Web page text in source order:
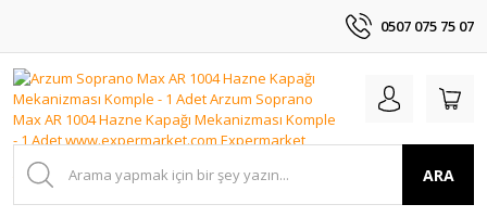
0507 075 75 07
ARA